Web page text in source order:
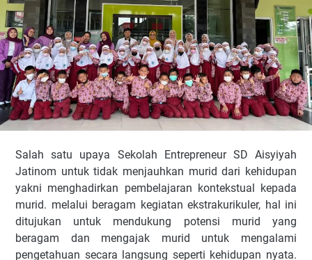
Salah satu upaya Sekolah Entrepreneur SD Aisyiyah
Jatinom untuk tidak menjauhkan murid dari kehidupan
yakni menghadirkan pembelajaran kontekstual kepada
murid. melalui beragam kegiatan ekstrakurikuler, hal ini
ditujukan untuk mendukung potensi murid yang
beragam dan mengajak murid untuk mengalami
pengetahuan secara langsung seperti kehidupan nyata.